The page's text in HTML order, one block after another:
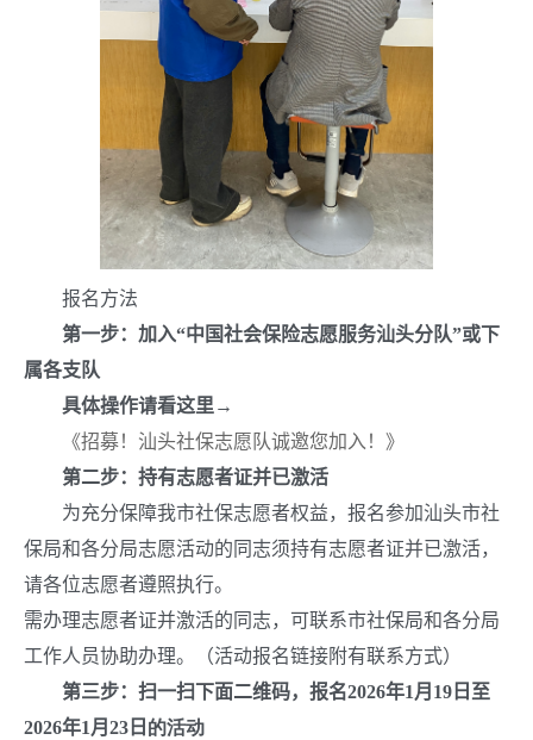
报名方法
第一步：加入“中国社会保险志愿服务汕头分队”或下
属各支队
具体操作请看这里 →
《招募！汕头社保志愿队诚邀您加入！》
第二步：持有志愿者证并已激活
为充分保障我市社保志愿者权益，报名参加汕头市社
保局和各分局志愿活动的同志须持有志愿者证并已激活，
请各位志愿者遵照执行。
需办理志愿者证并激活的同志，可联系市社保局和各分局
工作人员协助办理。（活动报名链接附有联系方式）
第三步：扫一扫下面二维码，报名2026年1 月 19 日至
2026年1 月 23 日 的活动